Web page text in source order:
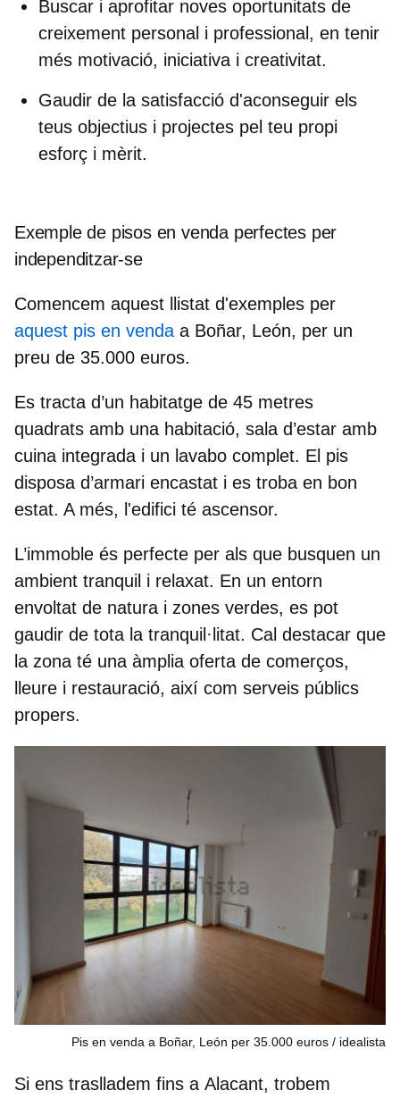
Buscar i aprofitar noves oportunitats de
creixement personal i professional, en tenir
més motivació, iniciativa i creativitat.
Gaudir de la satisfacció d'aconseguir els
teus objectius i projectes pel teu propi
esforç i mèrit.
Exemple de pisos en venda perfectes per
independitzar-se
Comencem aquest llistat d'exemples per
aquest pis en venda a Boñar, León, per un
preu de 35.000 euros.
Es tracta d’un habitatge de 45 metres
quadrats amb una habitació, sala d’estar amb
cuina integrada i un lavabo complet. El pis
disposa d’armari encastat i es troba en bon
estat. A més, l'edifici té ascensor.
L’immoble és perfecte per als que busquen un
ambient tranquil i relaxat. En un entorn
envoltat de natura i zones verdes, es pot
gaudir de tota la tranquil·litat. Cal destacar que
la zona té una àmplia oferta de comerços,
lleure i restauració, així com serveis públics
propers.
Pis en venda a Boñar, León per 35.000 euros / idealista
Si ens traslladem fins a Alacant, trobem